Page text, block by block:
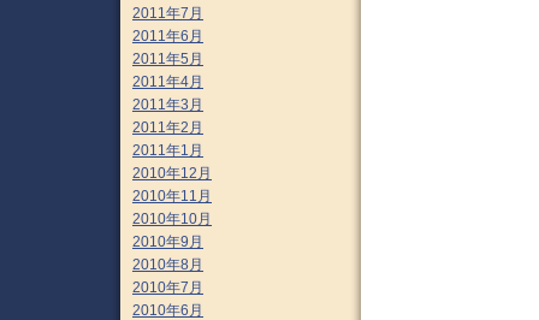
2011年7月
2011年6月
2011年5月
2011年4月
2011年3月
2011年2月
2011年1月
2010年12月
2010年11月
2010年10月
2010年9月
2010年8月
2010年7月
2010年6月